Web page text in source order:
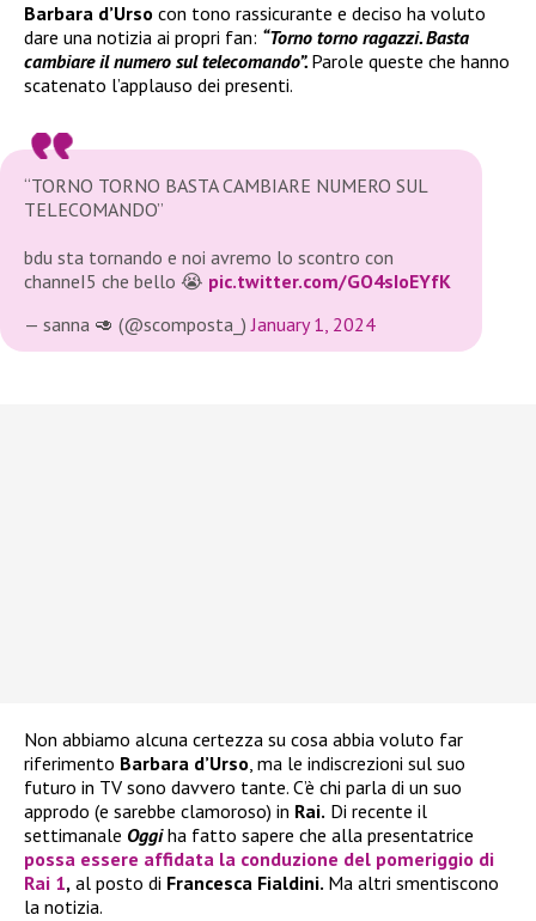
Barbara d’Urso con tono rassicurante e deciso ha voluto
dare una notizia ai propri fan: “Torno torno ragazzi. Basta
cambiare il numero sul telecomando”. Parole queste che hanno
scatenato l’applauso dei presenti.
“TORNO TORNO BASTA CAMBIARE NUMERO SUL
TELECOMANDO”
bdu sta tornando e noi avremo lo scontro con
channeI5 che bello 😭 pic.twitter.com/GO4sIoEYfK
— sanna 🥑 (@scomposta_)January 1, 2024
Non abbiamo alcuna certezza su cosa abbia voluto far
riferimento Barbara d’Urso, ma le indiscrezioni sul suo
futuro in TV sono davvero tante. C’è chi parla di un suo
approdo (e sarebbe clamoroso) in Rai. Di recente il
settimanale Oggiha fatto sapere che alla presentatrice
possa essere affidata la conduzione del pomeriggio di
Rai 1, al posto di Francesca Fialdini. Ma altri smentiscono
la notizia.